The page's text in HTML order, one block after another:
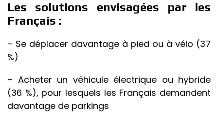
Les solutions envisagées par les
Français :
– Se déplacer davantage à pied ou à vélo (37
%)
– Acheter un véhicule électrique ou hybride
(36 %), pour lesquels les Français demandent
davantage de parkings